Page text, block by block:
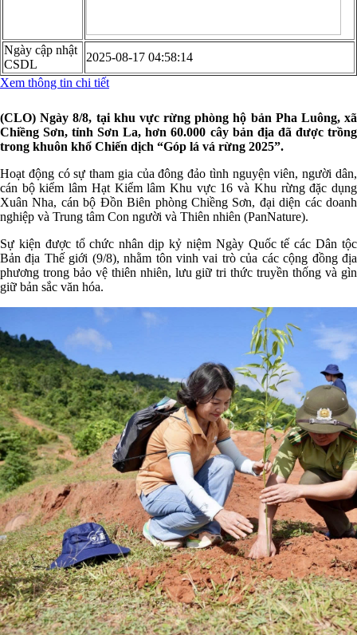
Ngày cập nhật
CSDL
2025-08-17 04:58:14
Xem thông tin chi tiết
(CLO) Ngày 8/8, tại khu vực rừng phòng hộ bản Pha Luông, xã
Chiềng Sơn, tỉnh Sơn La, hơn 60.000 cây bản địa đã được trồng
trong khuôn khổ Chiến dịch “Góp lá vá rừng 2025”.
Hoạt động có sự tham gia của đông đảo tình nguyện viên, người dân,
cán bộ kiểm lâm Hạt Kiểm lâm Khu vực 16 và Khu rừng đặc dụng
Xuân Nha, cán bộ Đồn Biên phòng Chiềng Sơn, đại diện các doanh
nghiệp và Trung tâm Con người và Thiên nhiên (PanNature).
Sự kiện được tổ chức nhân dịp kỷ niệm Ngày Quốc tế các Dân tộc
Bản địa Thế giới (9/8), nhằm tôn vinh vai trò của các cộng đồng địa
phương trong bảo vệ thiên nhiên, lưu giữ tri thức truyền thống và gìn
giữ bản sắc văn hóa.